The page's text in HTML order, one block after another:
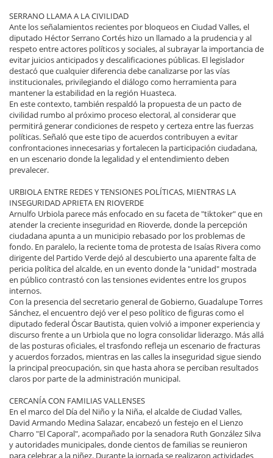
SERRANO LLAMA A LA CIVILIDAD
Ante los señalamientos recientes por bloqueos en Ciudad Valles, el
diputado Héctor Serrano Cortés hizo un llamado a la prudencia y al
respeto entre actores políticos y sociales, al subrayar la importancia de
evitar juicios anticipados y descalificaciones públicas. El legislador
destacó que cualquier diferencia debe canalizarse por las vías
institucionales, privilegiando el diálogo como herramienta para
mantener la estabilidad en la región Huasteca.
En este contexto, también respaldó la propuesta de un pacto de
civilidad rumbo al próximo proceso electoral, al considerar que
permitirá generar condiciones de respeto y certeza entre las fuerzas
políticas. Señaló que este tipo de acuerdos contribuyen a evitar
confrontaciones innecesarias y fortalecen la participación ciudadana,
en un escenario donde la legalidad y el entendimiento deben
prevalecer.
URBIOLA ENTRE REDES Y TENSIONES POLÍTICAS, MIENTRAS LA
INSEGURIDAD APRIETA EN RIOVERDE
Arnulfo Urbiola parece más enfocado en su faceta de "tiktoker" que en
atender la creciente inseguridad en Rioverde, donde la percepción
ciudadana apunta a un municipio rebasado por los problemas de
fondo. En paralelo, la reciente toma de protesta de Isaías Rivera como
dirigente del Partido Verde dejó al descubierto una aparente falta de
pericia política del alcalde, en un evento donde la "unidad" mostrada
en público contrastó con las tensiones evidentes entre los grupos
internos.
Con la presencia del secretario general de Gobierno, Guadalupe Torres
Sánchez, el encuentro dejó ver el peso político de figuras como el
diputado federal Óscar Bautista, quien volvió a imponer experiencia y
discurso frente a un Urbiola que no logra consolidar liderazgo. Más allá
de las posturas oficiales, el trasfondo refleja un escenario de fracturas
y acuerdos forzados, mientras en las calles la inseguridad sigue siendo
la principal preocupación, sin que hasta ahora se perciban resultados
claros por parte de la administración municipal.
CERCANÍA CON FAMILIAS VALLENSES
En el marco del Día del Niño y la Niña, el alcalde de Ciudad Valles,
David Armando Medina Salazar, encabezó un festejo en el Lienzo
Charro "El Caporal", acompañado por la senadora Ruth González Silva
y autoridades municipales, donde cientos de familias se reunieron
para celebrar a la niñez. Durante la jornada se realizaron actividades